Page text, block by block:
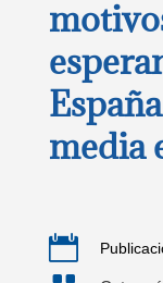
media
